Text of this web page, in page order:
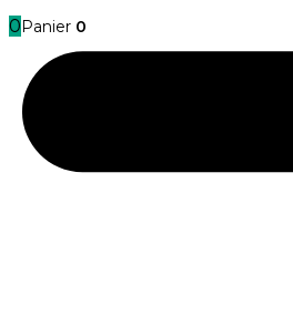
0 Panier 0